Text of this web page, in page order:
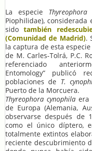
La especie Thyreophora
Piophilidae),
sidotambién
(Comunidad de Madrid).
la captura de esta
de M. Carles-Tolrá, P.C.
referenciado
Entomology” publicó
poblaciones de T.
Puerto de la Morcuera.
Thyreophora cynophila era
de Europa (Alemania,
observarse después de
como el único díptero,
totalmente extintos
reciente descubrimiento